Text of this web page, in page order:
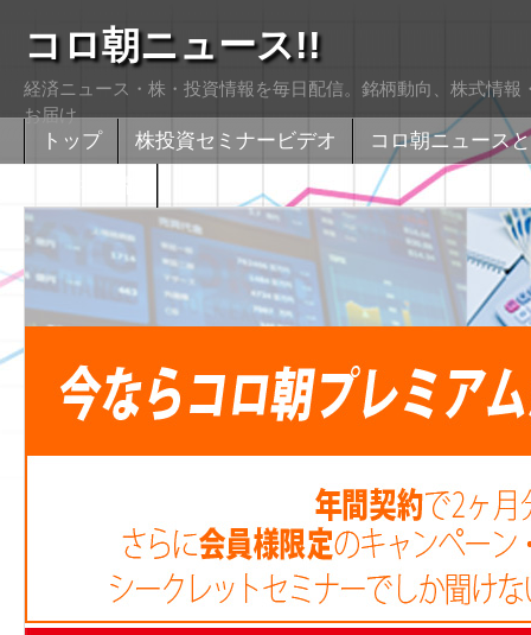
コロ朝ニュース!!
経済ニュース・株・投資情報を毎日配信。銘柄動向、株式情
お届け
トップ 株投資セミナービデオ
コロ朝ニュース